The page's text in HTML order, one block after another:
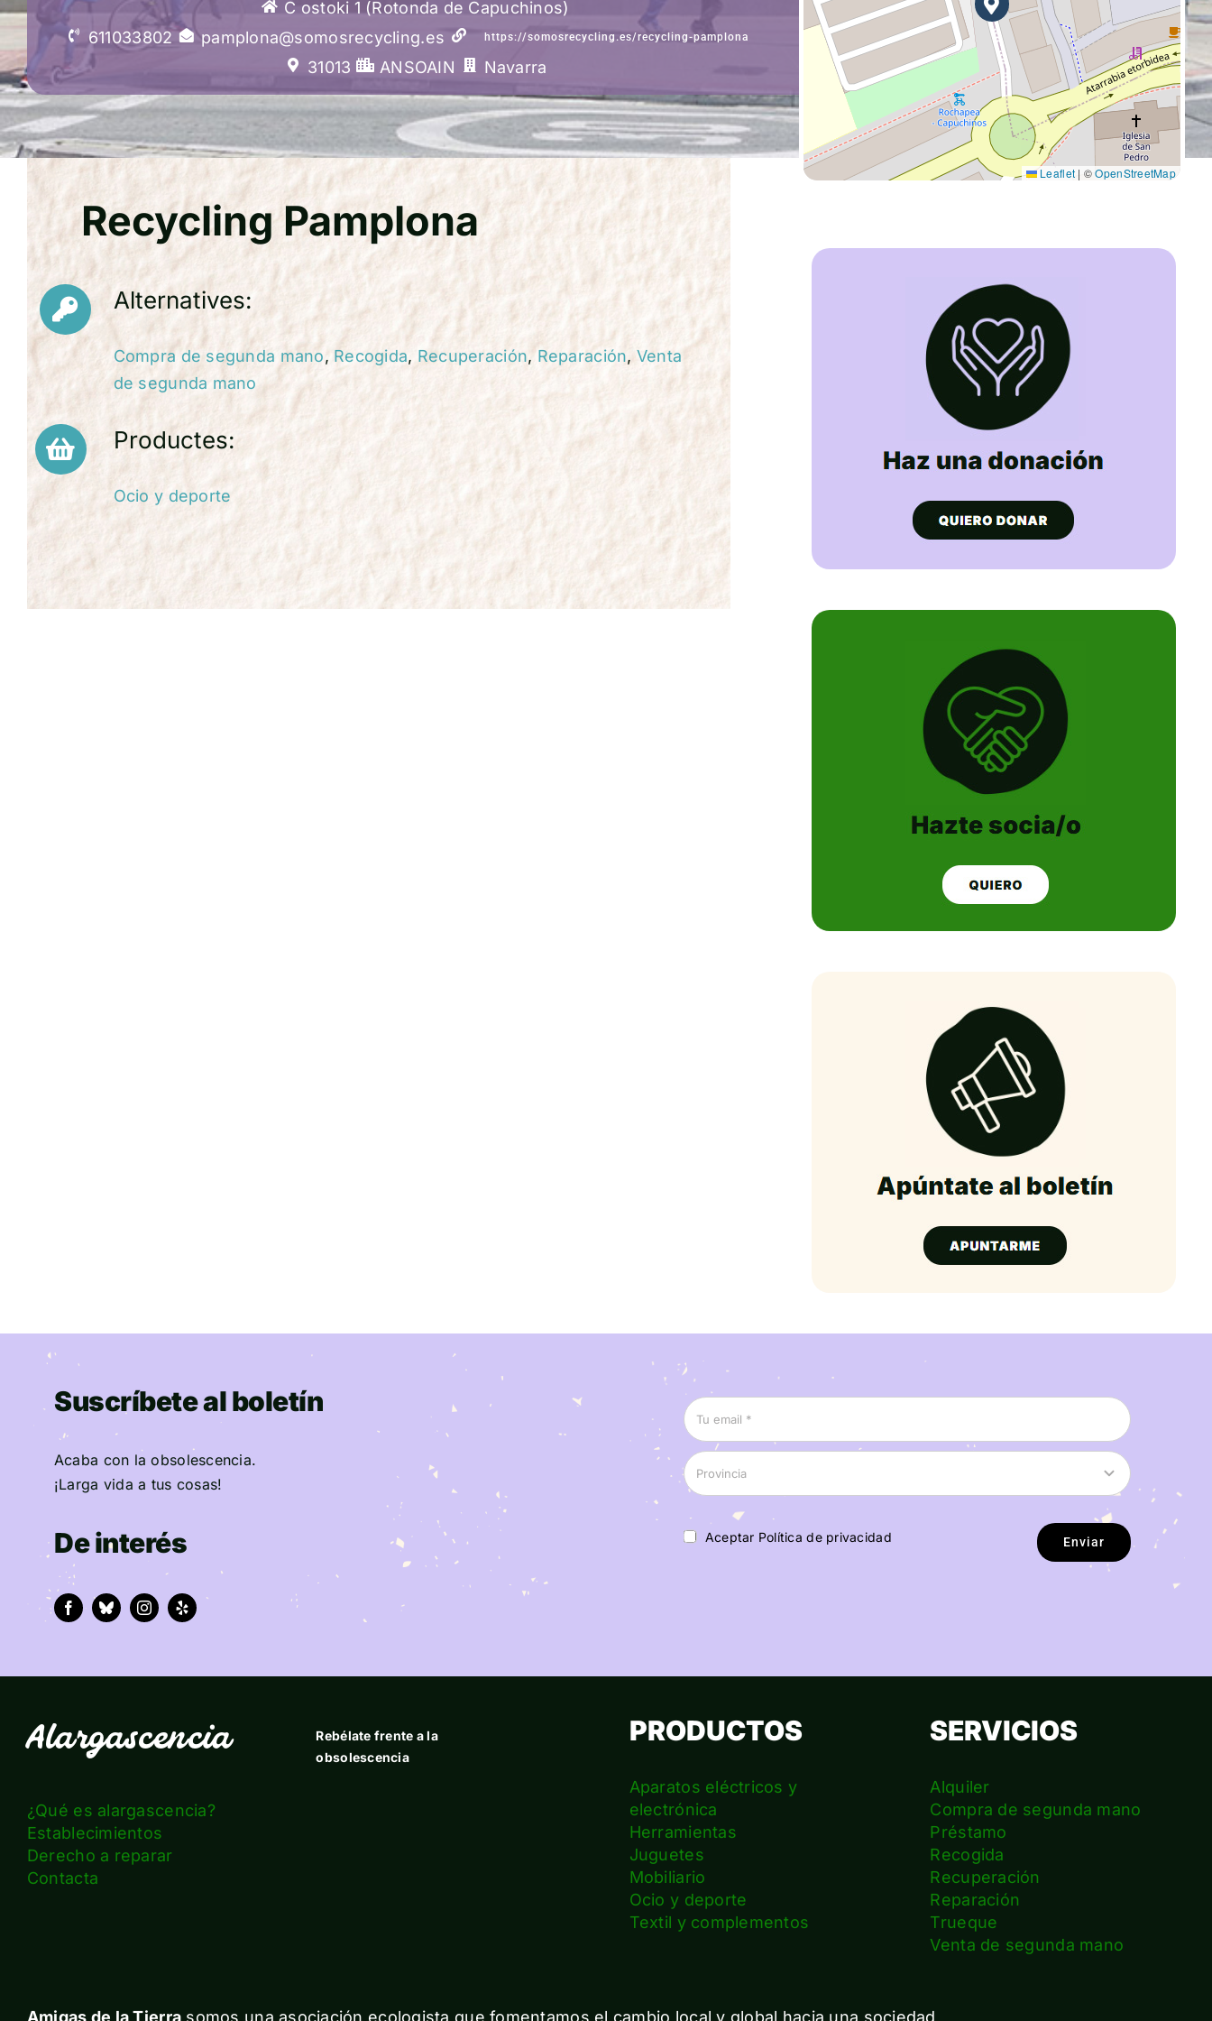
C ostoki 1 (Rotonda de Capuchinos)
611033802
pamplona@somosrecycling.es https://somosrecycling.es/recycling-pamplona
31013 ANSOAIN Navarra
Leaflet | ©OpenStreetMap
Recycling Pamplona
Alternatives:
Compra de segunda mano, Recogida, Recuperación,Reparación, Venta
de segunda mano
Productes:
Ocio y deporte
Suscríbete al boletín
Acaba con la obsolescencia.
¡Larga vida a tus cosas!
De interés Aceptar Política de privacidad Enviar
Alargascencia
Rebélate frente a la
obsolescencia
¿Qué es alargascencia?
Establecimientos
Derecho a reparar
Contacta
PRODUCTOS
Aparatos eléctricos y
electrónica
Herramientas
Juguetes
Mobiliario
Ocio y deporte
Textil y complementos
SERVICIOS
Alquiler
Compra de segunda mano
Préstamo
Recogida
Recuperación
Reparación
Trueque
Venta de segunda mano
Amigas de la Tierra somos una asociación ecologista que fomentamos el cambio local y global hacia una sociedad